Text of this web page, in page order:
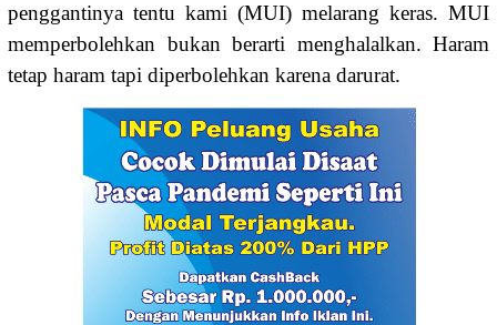
penggantinya tentu kami (MUI) melarang keras. MUI
memperbolehkan bukan berarti menghalalkan. Haram
tetap haram tapi diperbolehkan karena darurat.